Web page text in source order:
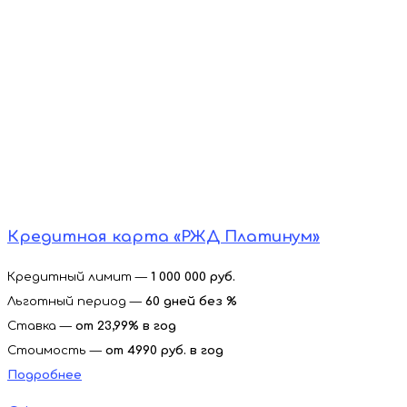
Кредитная карта «РЖД Платинум»
Кредитный лимит — 1 000 000 руб.
Льготный период — 60 дней без %
Ставка — от 23,99% в год
Стоимость — от 4990 руб. в год
Подробнее